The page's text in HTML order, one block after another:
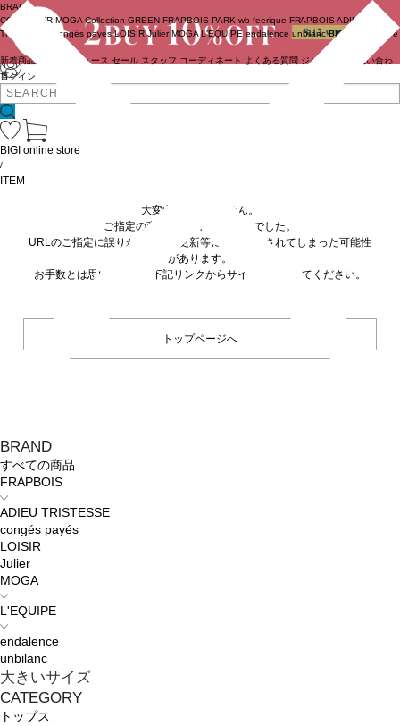
ログイン
BRAND
COUTURIER MOGA Collection GREEN FRAPBOIS PARK wb feerique FRAPBOIS ADIEU
TRISTESSE
congés payés LOISIR Julier MOGA L'EQUIPE endalence unbilanc BIGI online store
新着商品 ニュース セール スタッフ コーディネート よくある質問 ジャーナル
お問い合わ
せ
BRAND
すべての商品
FRAPBOIS
ADIEU TRISTESSE
congés payés
LOISIR
Julier
MOGA
L'EQUIPE
endalence
unbilanc
大きいサイズ
CATEGORY
トップス
BIGI online store
/
ITEM
大変申し訳ありません。
ご指定の商品が見つかりませんでした。
URLのご指定に誤りがあるか、更新等に伴い削除されてしまった可能性
があります。
お手数とは思いますが、下記リンクからサイトへ移動してください。
トップページへ